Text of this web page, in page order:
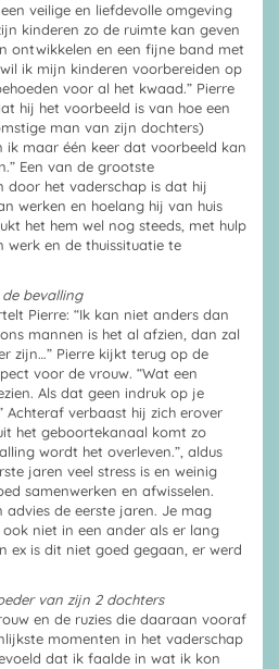
veilige en liefdevolle omgeving
kinderen zo de ruimte kan geven
ontwikkelen en een fijne band met
ik mijn kinderen voorbereiden op
voor al het kwaad.” Pierre
hij het voorbeeld is van hoe een
man van zijn dochters)
ik maar één keer dat voorbeeld kan
Een van de grootste
door het vaderschap is dat hij
werken en hoelang hij van huis
het hem wel nog steeds, met hulp
en de thuissituatie te
bevalling
Pierre: “Ik kan niet anders dan
mannen is het al afzien, dan zal
zijn…” Pierre kijkt terug op de
voor de vrouw. “Wat een
Als dat geen indruk op je
Achteraf verbaast hij zich erover
het geboortekanaal komt zo
wordt het overleven.”, aldus
jaren veel stress is en weinig
samenwerken en afwisselen.
de eerste jaren. Je mag
ook niet in een ander als er lang
ex is dit niet goed gegaan, er werd
van zijn 2 dochters
en de ruzies die daaraan vooraf
momenten in het vaderschap
dat ik faalde in wat ik kon